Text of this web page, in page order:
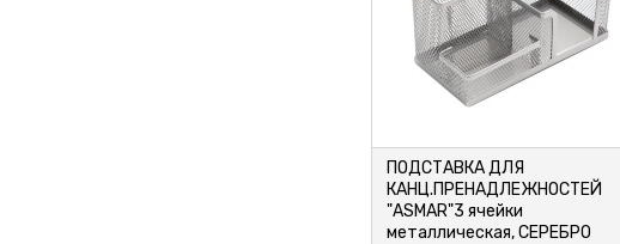
ПОДСТАВКА ДЛЯ
КАНЦ.ПРЕНАДЛЕЖНОСТЕЙ
"ASMAR"3 ячейки
металлическая, СЕРЕБРО